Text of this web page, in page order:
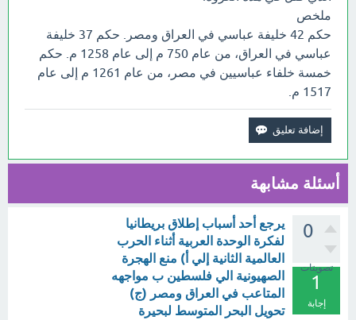
ملخص
حكم 42 خليفة عباسي في العراق ومصر. حكم 37 خليفة
عباسي في العراق، من عام 750 م إلى عام 1258 م. حكم
خمسة خلفاء عباسيين في مصر، من عام 1261 م إلى عام
1517 م.
أسئلة مشابهة
0
تصويتات
1
إجابة
يرجع أحد أسباب إطلاق بريطانيا
لفكرة الوحدة العربية أثناء الحرب
العالمية الثانية إلي أ) منع الهجرة
الصهيونية الي فلسطين ب مواجهه
المتاعب في العراق ومصر (ج)
تحويل البحر المتوسط لبحيرة